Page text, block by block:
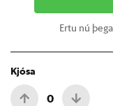
Ertu nú
Kjósa
0